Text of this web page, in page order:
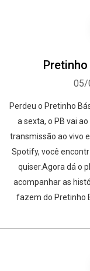
05/
Perdeu o Pretinho
a sexta, o PB vai
transmissão ao vivo
Spotify, você
quiser.Agora dá o
acompanhar as
fazem do Pretinho